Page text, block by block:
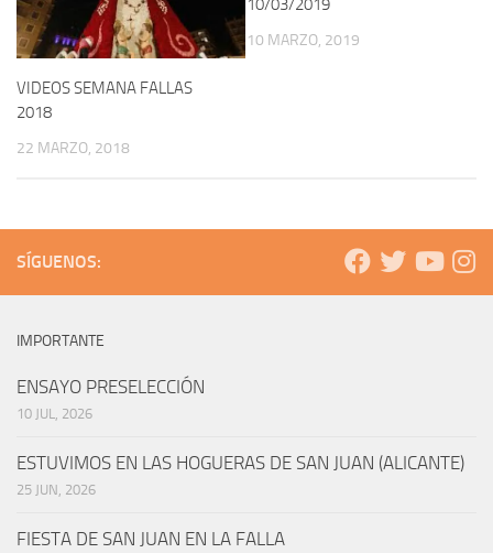
VIDEOS SEMANA FALLAS
2018
22 MARZO, 2018
10/03/2019
10 MARZO, 2019
SÍGUENOS:
IMPORTANTE
ENSAYO PRESELECCIÓN
10 JUL, 2026
ESTUVIMOS EN LAS HOGUERAS DE SAN JUAN (ALICANTE)
25 JUN, 2026
FIESTA DE SAN JUAN EN LA FALLA